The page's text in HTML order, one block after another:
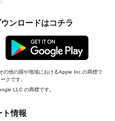
ンロードはコチラ
の他の国や地域におけるApple Inc.の商標で
クです。
LLC の商標です。
ト情報